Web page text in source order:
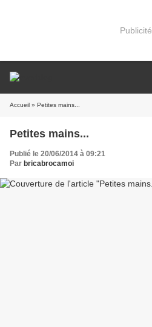
Publicité
Accueil » Petites mains...
Petites mains...
Publié le 20/06/2014 à 09:21
Par bricabrocamoi